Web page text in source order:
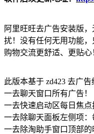
阿里旺旺去广告安装版
扰！没有任何无用功能
购物交流更舒适、更贴心
此版本基于 zd423 去广
一去聊天窗口所有广告！
一去快速启动区每日焦点
一去除聊天面板左侧项
一去除淘助手窗口顶部的